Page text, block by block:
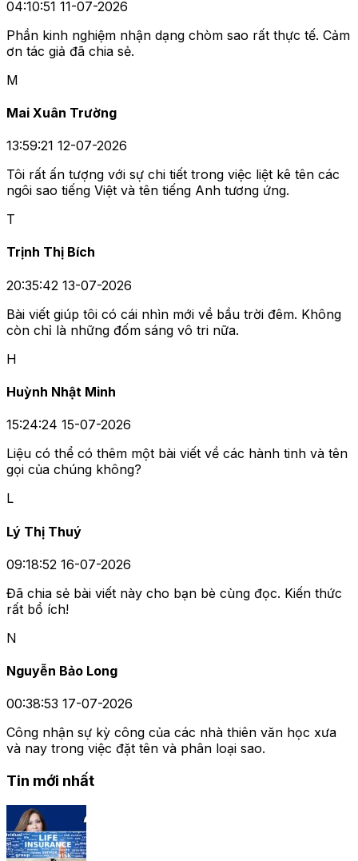
04:10:51 11-07-2026
Phần kinh nghiệm nhận dạng chòm sao rất thực tế. Cảm
ơn tác giả đã chia sẻ.
M
Mai Xuân Trường
13:59:21 12-07-2026
Tôi rất ấn tượng với sự chi tiết trong việc liệt kê tên các
ngôi sao tiếng Việt và tên tiếng Anh tương ứng.
T
Trịnh Thị Bích
20:35:42 13-07-2026
Bài viết giúp tôi có cái nhìn mới về bầu trời đêm. Không
còn chỉ là những đốm sáng vô tri nữa.
H
Huỳnh Nhật Minh
15:24:24 15-07-2026
Liệu có thể có thêm một bài viết về các hành tinh và tên
gọi của chúng không?
L
Lý Thị Thuý
09:18:52 16-07-2026
Đã chia sẻ bài viết này cho bạn bè cùng đọc. Kiến thức
rất bổ ích!
N
Nguyễn Bảo Long
00:38:53 17-07-2026
Công nhận sự kỳ công của các nhà thiên văn học xưa
và nay trong việc đặt tên và phân loại sao.
Tin mới nhất